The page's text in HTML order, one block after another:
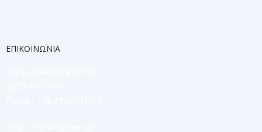
ΕΠΙΚΟΙΝΩΝΙΑ